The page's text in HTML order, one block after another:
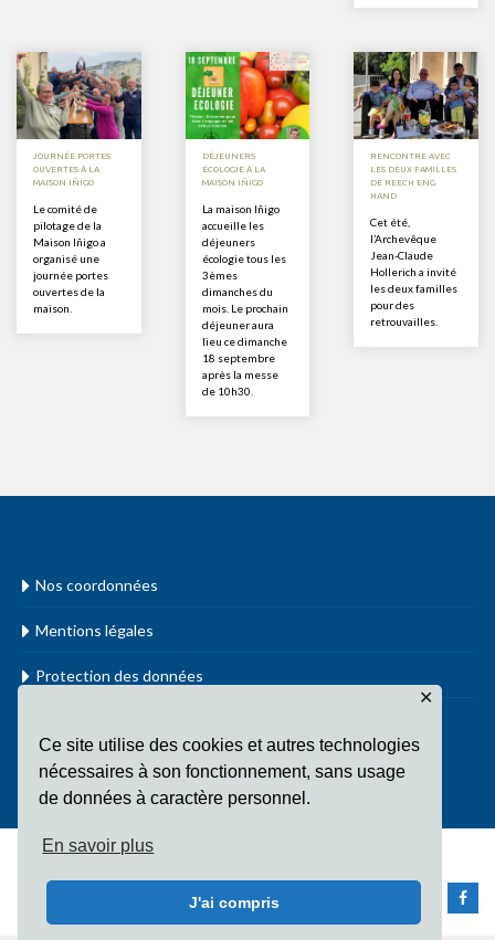
Ce site utilise des cookies et autres technologies
nécessaires à son fonctionnement, sans usage
de données à caractère personnel.
En savoir plus
J'ai compris
✕
JOURNÉE PORTES
OUVERTES À LA
MAISON IÑIGO
Le comité de
pilotage de la
Maison Iñigo a
organisé une
journée portes
ouvertes de la
maison.
DÉJEUNERS
ÉCOLOGIE À LA
MAISON IÑIGO
La maison Iñigo
accueille les
déjeuners
écologie tous les
3èmes
dimanches du
mois. Le prochain
déjeuner aura
lieu ce dimanche
18 septembre
après la messe
de 10h30.
RENCONTRE AVEC
LES DEUX FAMILLES
DE REECH ENG
HAND
Cet été,
l’Archevêque
Jean-Claude
Hollerich a invité
les deux familles
pour des
retrouvailles.
Nos coordonnées
Mentions légales
Protection des données
Copyright Fondation Sainte-Irmine All Rights Reserved